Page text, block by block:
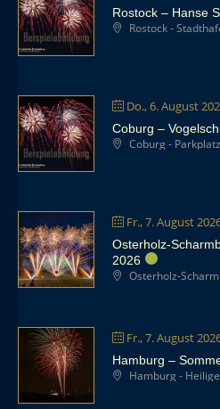
Rostock – Hanse
Rostock -
Do., 6. August
Coburg –
Coburg -
Fr., 7. August
Osterholz-
2026
Osterholz-
Fr., 7. August
Hamburg –
Hamburg -